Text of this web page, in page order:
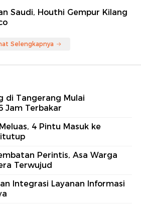
Saudi, Houthi Gempur Kilang
Selengkapnya
di Tangerang Mulai
Jam Terbakar
4 Pintu Masuk ke
Perintis, Asa Warga
Terwujud
Integrasi Layanan Informasi